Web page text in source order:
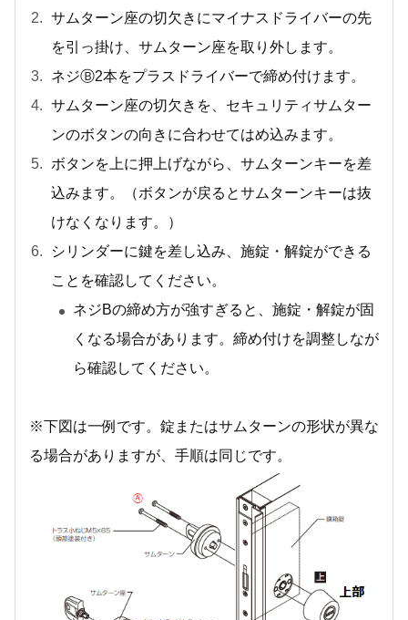
サムターン座の切欠きにマイナスドライバーの先
を引っ掛け、サムターン座を取り外します。
ネジⒷ2本をプラスドライバーで締め付けます。
サムターン座の切欠きを、セキュリティサムター
ンのボタンの向きに合わせてはめ込みます。
ボタンを上に押上げながら、サムターンキーを差
込みます。（ボタンが戻るとサムターンキーは抜
けなくなります。）
シリンダーに鍵を差し込み、施錠・解錠ができる
ことを確認してください。
ネジBの締め方が強すぎると、施錠・解錠が固
くなる場合があります。締め付けを調整しなが
ら確認してください。
※下図は一例です。錠またはサムターンの形状が異な
る場合がありますが、手順は同じです。